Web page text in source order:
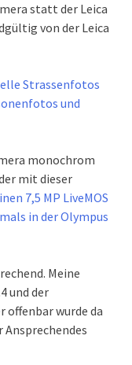
statt der Leica
von der Leica
Strassenfotos
und
monochrom
mit dieser
7,5 MP LiveMOS
in der Olympus
Meine
und der
offenbar wurde da